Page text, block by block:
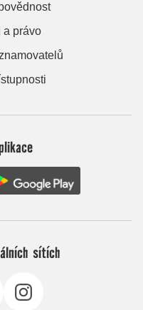
a právo
sítích